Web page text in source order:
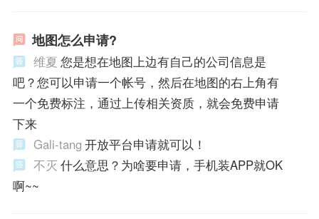
地图怎么申请?
维夏 您是想在地图上边有自己的公司信息是
吧？您可以申请一个帐号，然后在地图的右上角有
一个免费标注，通过上传相关资质，就会免费申请
下来
Gali-tang 开放平台申请就可以！
不灭什么意思？为啥要申请，手机装APP就OK
啊~~